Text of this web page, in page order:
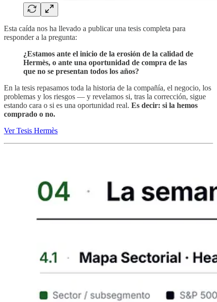
Esta caída nos ha llevado a publicar una tesis completa para
responder a la pregunta:
¿Estamos ante el inicio de la erosión de la calidad de
Hermès, o ante una oportunidad de compra de las
que no se presentan todos los años?
En la tesis repasamos toda la historia de la compañía, el negocio, los
problemas y los riesgos — y revelamos si, tras la corrección, sigue
estando cara o si es una oportunidad real. Es decir: si la hemos
comprado o no.
Ver Tesis Hermès